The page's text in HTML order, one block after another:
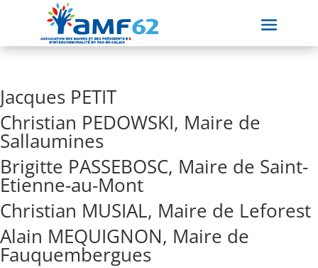
Jacques PETIT
Christian PEDOWSKI, Maire de
Sallaumines
Brigitte PASSEBOSC, Maire de Saint-
Etienne-au-Mont
Christian MUSIAL, Maire de Leforest
Alain MEQUIGNON, Maire de
Fauquembergues